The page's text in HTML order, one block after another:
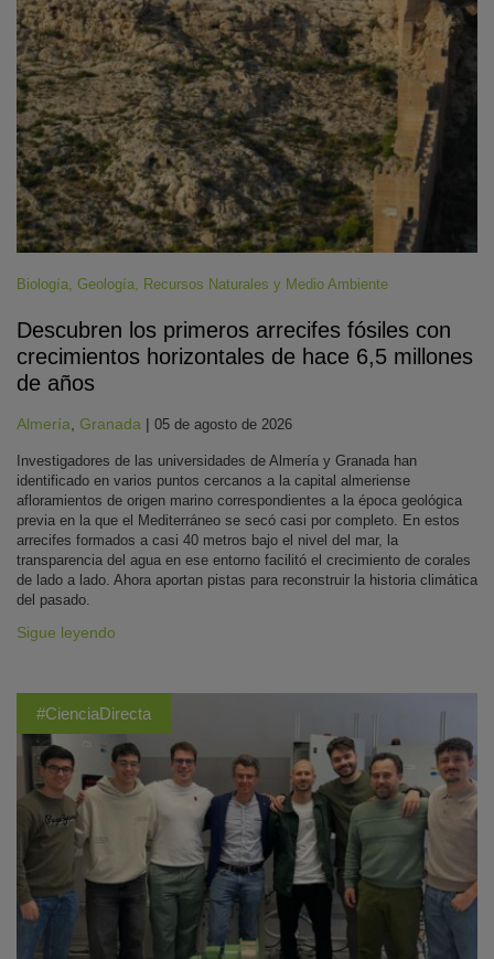
Biología, Geología, Recursos Naturales y Medio Ambiente
Descubren los primeros arrecifes fósiles con
crecimientos horizontales de hace 6,5 millones
de años
Almería, Granada | 05 de agosto de 2026
Investigadores de las universidades de Almería y Granada han
identificado en varios puntos cercanos a la capital almeriense
afloramientos de origen marino correspondientes a la época geológica
previa en la que el Mediterráneo se secó casi por completo. En estos
arrecifes formados a casi 40 metros bajo el nivel del mar, la
transparencia del agua en ese entorno facilitó el crecimiento de corales
de lado a lado. Ahora aportan pistas para reconstruir la historia climática
del pasado.
Sigue leyendo
#CienciaDirecta